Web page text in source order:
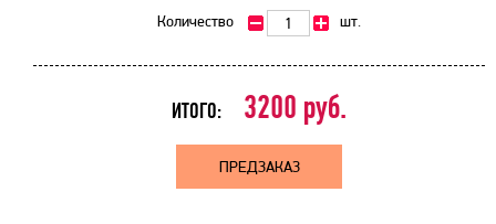
Количество шт.
ИТОГО: 3200 руб.
ПРЕДЗАКАЗ